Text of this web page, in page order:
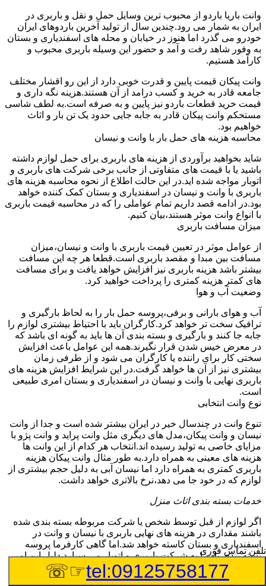
وانت باریا باردو از محبوب ترین وسایل حمل و نقل و باربری در
ایران به شمار می رود.چندین سال از تولید آخرین باردوهای ایران
خودرو می گذرد اما هنوز در خیابان و محله های اسفندیاری و بستان
به وفور شاهد رفت و آمد و حضور این وسیله باربری محبوب و
کارآمد هستیم.
وانت پیکان قیمت پایین و قدرت خوبی دارد از این رو اقشار مختلف
جامعه قادر به خرید و کسب درامد از آن هستند.هزینه نگه داری و
قیمت خرید قطعات باردو نیز پایین و به صرفه است.به لطف شاسی
مستحکم وانت پیکان قادر به جابه جایی حدود یک تن بار و اثاث
خواهیم بود.
محاسبه هزینه های حمل بار با وانت و نیسان
شاید بخواهید برآوردی از هزینه های باربری برای حمل لوازم داشته
باشید یا با قیمت های متفاوتی از جانب برخی شرکت های باربری و
اتوبار مواجه شده اید.در این حالت اطلاع از نحوه محاسبه هزینه های
باربری با وانت و نیسان در اسفندیاری و بستان کمک کننده خواهد
بود.در ادامه قصد داریم تمام عواملی را که در محاسبه قیمت باربری
با انواع وانت موثر هستند،بیان کنیم.
میزان مسافت باربری
از عوامل موثر در تعیین قیمت باربری با وانت و نیسان،میزان
مسافت بین مبدا و مقصد باربری است.قطعا هر چه این مسافت
بیشتر باشد هزینه باربری نیز افزایش خواهد یافت و برای مسافت
های کمتر هزینه کمتری را پرداخت خواهید کرد.
وضعیت آب و هوا
آب و هوای بارانی و برفی،پروسه حمل بار را به لحاظ بارگیری و
ترافیک سخت تر خواهد کرد.کارگران باید با احتیاط بیشتری لوازم را
جابه جا کنند و بارگیری و بسته بندی آن ها باید به گونه ای باشد که
در معرض خیس شدن قرار نگیرند.همه این عوامل باعث افزایش
سختی کار برای راننده یا کارگران می شود و از طرفی زمان
بیشتری نیز از آن ها خواهد گرفت.در این شرایط افزایش هزینه های
باربری نهایی با وانت و نیسان در اسفندیاری و بستان امری طبیعی
است.
نوع وانت انتخابی
تنوع وانت در چندسال خیر در ایران بیشتر شده است و جدا از وانت
نیسان و وانت پیکان،مدل های دیگری مثل وانت پراید و وانت پژو با
مزایای خاصی به تولید رسیده اند.انتخاب هر کدام از این وانت ها
هزینه های معینی به همراه دارد.به طور مثال وانت پیکان هزینه
باربری کمتری به همراه دارد اما نیسان آبی به دلیل حجم بیشتری از
لوازم که در خود جا می دهد،نرخ بالاتری خواهد داشت.
خدمات بسته بندی اثاث منزل
اگر لوازم از قبل توسط شخص یا شرکت مربوطه بسته بندی شده
باشند مقداری در هزینه های نهایی باربری با نیسان و وانت در
اسفندیاری و بستان کاسته خواهد شد.اما گاهی کارفرما پروسه
بسته بندی بار را به شرکت باربری و اتوبار می سپارد.دلیل این امر
عدم مهارت و توان کافی در بسته بندی یا عدم داشتن زمان کافی
است.گاهی نیز لوازمی که جابه جا می شوند از حساسیت ویژه ای
تلفن تماس فوری
tel:09125758177
☞☏